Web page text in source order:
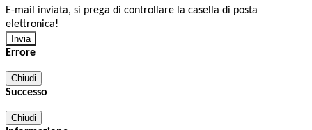
E-mail inviata, si prega di controllare la casella di posta
elettronica!
Errore
Chiudi
Successo
Chiudi